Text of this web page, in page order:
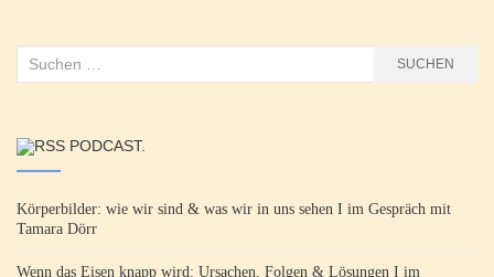
Suchen
SUCHEN
PODCAST.
Körperbilder: wie wir sind & was wir in uns sehen I im Gespräch mit
Tamara Dörr
Wenn das Eisen knapp wird: Ursachen, Folgen & Lösungen I im